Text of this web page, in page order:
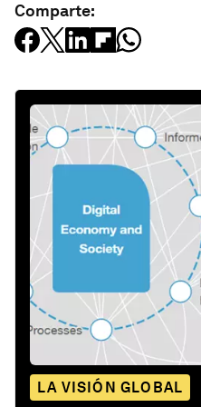
Comparte:
LA VISIÓN GLOBAL